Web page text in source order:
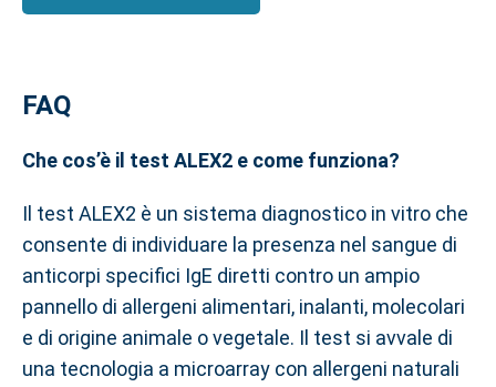
FAQ
Che cos’è il test ALEX2 e come funziona?
Il test ALEX2 è un sistema diagnostico in vitro che
consente di individuare la presenza nel sangue di
anticorpi specifici IgE diretti contro un ampio
pannello di allergeni alimentari, inalanti, molecolari
e di origine animale o vegetale. Il test si avvale di
una tecnologia a microarray con allergeni naturali